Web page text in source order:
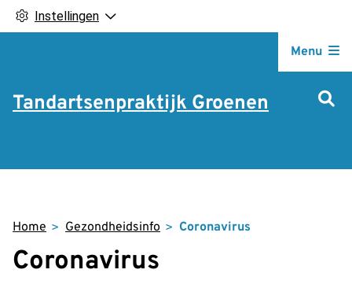
Instellingen
Tandartsenpraktijk Groenen
Menu
Home Gezondheidsinfo Coronavirus
Coronavirus